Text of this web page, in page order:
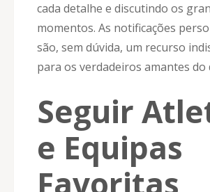
cada detalhe e discutindo os
momentos. As notificações
são, sem dúvida, um recurso
para os verdadeiros amantes do
Seguir
e Equipas